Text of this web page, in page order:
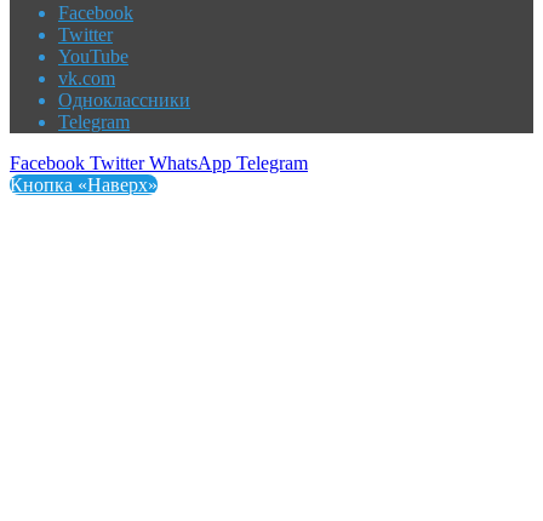
Facebook
Twitter
YouTube
vk.com
Одноклассники
Telegram
Facebook Twitter WhatsApp Telegram
Кнопка «Наверх»